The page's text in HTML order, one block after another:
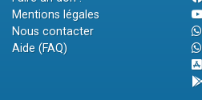
Mentions légales
Nous contacter
Aide (FAQ)